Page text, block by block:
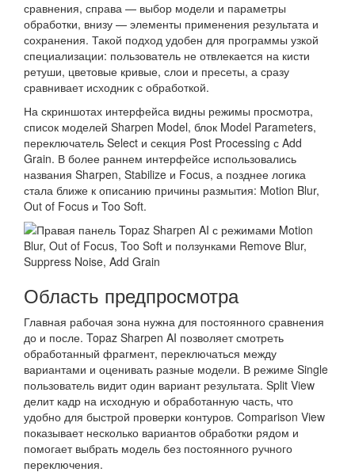
сравнения, справа — выбор модели и параметры
обработки, внизу — элементы применения результата и
сохранения. Такой подход удобен для программы узкой
специализации: пользователь не отвлекается на кисти
ретуши, цветовые кривые, слои и пресеты, а сразу
сравнивает исходник с обработкой.
На скриншотах интерфейса видны режимы просмотра,
список моделей Sharpen Model, блок Model Parameters,
переключатель Select и секция Post Processing с Add
Grain. В более раннем интерфейсе использовались
названия Sharpen, Stabilize и Focus, а позднее логика
стала ближе к описанию причины размытия: Motion Blur,
Out of Focus и Too Soft.
Область предпросмотра
Главная рабочая зона нужна для постоянного сравнения
до и после. Topaz Sharpen AI позволяет смотреть
обработанный фрагмент, переключаться между
вариантами и оценивать разные модели. В режиме Single
пользователь видит один вариант результата. Split View
делит кадр на исходную и обработанную часть, что
удобно для быстрой проверки контуров. Comparison View
показывает несколько вариантов обработки рядом и
помогает выбрать модель без постоянного ручного
переключения.